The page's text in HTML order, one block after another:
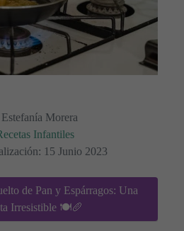
Estefanía Morera
Infantiles
15 Junio 2023
de Pan y Espárragos: Una
Irresistible 🍽️🥖